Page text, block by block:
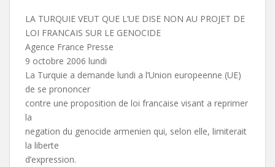
LA TURQUIE VEUT QUE L’UE DISE NON AU PROJET DE
LOI FRANCAIS SUR LE GENOCIDE
Agence France Presse
9 octobre 2006 lundi
La Turquie a demande lundi a l’Union europeenne (UE)
de se prononcer
contre une proposition de loi francaise visant a reprimer
la
negation du genocide armenien qui, selon elle, limiterait
la liberte
d’expression.